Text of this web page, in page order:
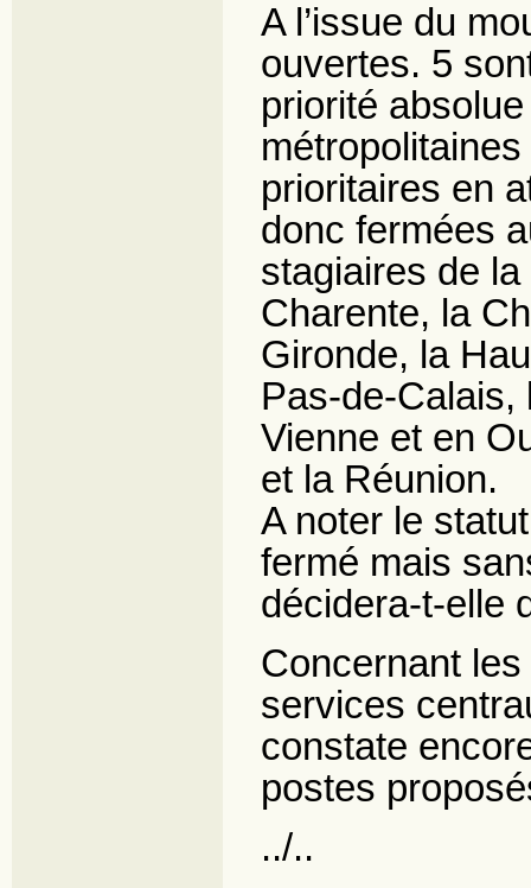
A l’issue du
ouvertes. 5
priorité
prioritaires en
donc fermées
stagiaires de la
Charente, la
Gironde, la
Pas‑de-
Vienne et en
et la Réunion.
A noter le
fermé mais
décidera-t-elle
Concernant
services
constate
postes
../..